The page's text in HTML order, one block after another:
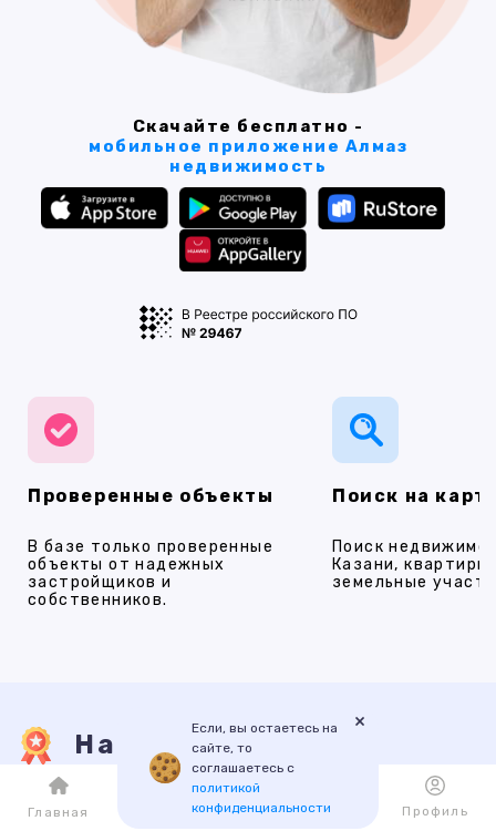
Скачайте бесплатно -
мобильное приложение Алмаз
недвижимость
Проверенные объекты
В базе только проверенные
объекты от надежных
застройщиков и
собственников.
Поиск на
Поиск
Казани,
земельные
Наши услуги
ПРОДАЖА НОВОСТРОЙКИ ИПОТЕКА
Если, вы остаетесь на
сайте, то
соглашаетесь с
политикой
конфиденциальности
×
Главная Каталог Избранное Профиль